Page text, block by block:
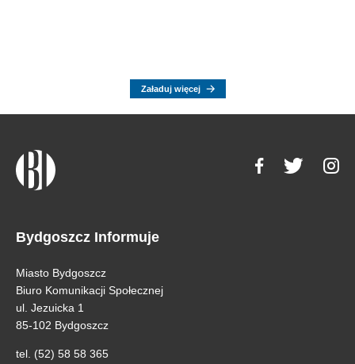
Załaduj więcej
Bydgoszcz Informuje
Miasto Bydgoszcz
Biuro Komunikacji Społecznej
ul. Jezuicka 1
85-102 Bydgoszcz
tel. (52) 58 58 365